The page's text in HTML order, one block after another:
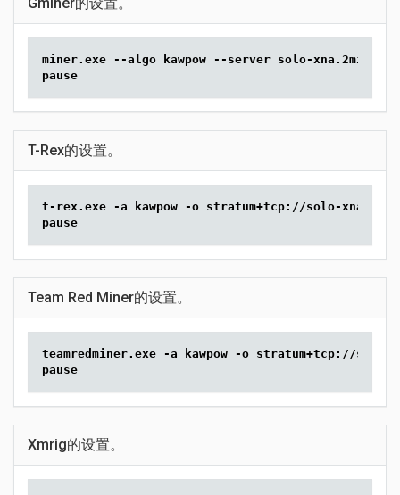
miner.exe --algo kawpow --server solo-
pause
T-Rex的设置。
t-rex.exe -a kawpow -o stratum+tcp://solo-
pause
Team Red Miner的设置。
teamredminer.exe -a kawpow -o stratum+tcp://solo-
pause
Xmrig的设置。